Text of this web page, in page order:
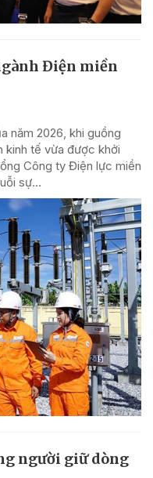
Điện miền
năm 2026, khi guồng
kinh tế vừa được khởi
Công ty Điện lực miền
sự...
người giữ dòng